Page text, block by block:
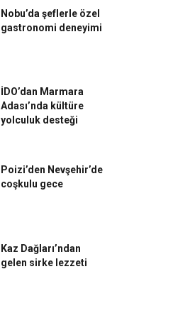
Nobu’da şeflerle özel
gastronomi deneyimi
İDO’dan Marmara
Adası’nda kültüre
yolculuk desteği
Poizi’den Nevşehir’de
coşkulu gece
Kaz Dağları’ndan
gelen sirke lezzeti